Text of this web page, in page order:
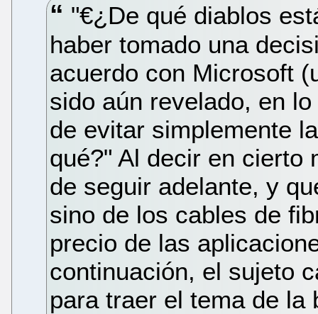
"€¿De qué diablos
haber tomado una
acuerdo con Microsoft
sido aún revelado, en
de evitar simplemente
qué?" Al decir en cierto
de seguir adelante, y
sino de los cables de
precio de las
continuación, el sujeto
para traer el tema de la